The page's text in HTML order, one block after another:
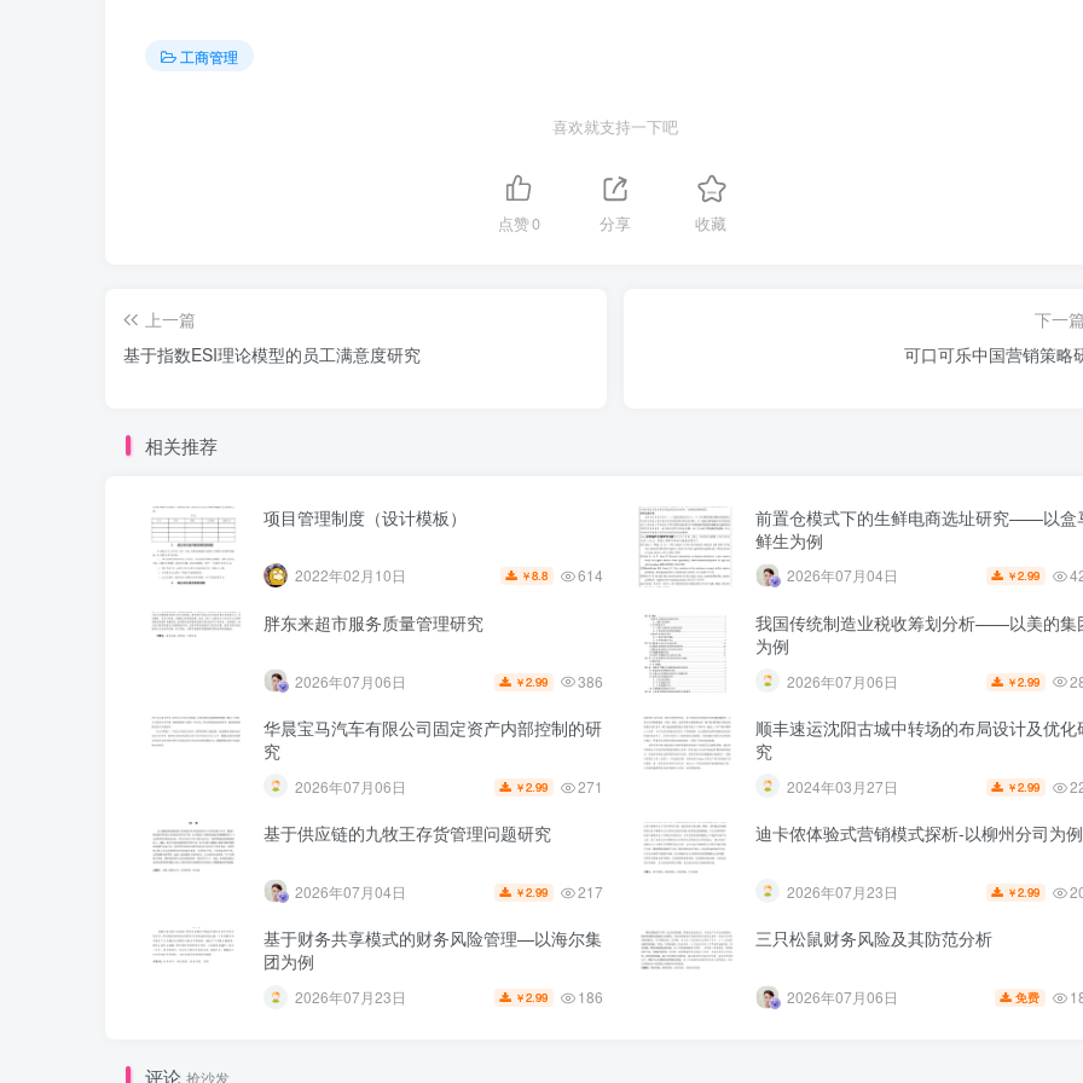
工商管理
喜欢就支持一下吧
点赞0 分享 收藏
上一篇
基于指数ESI理论模型的员工满意度研究
下一
可口可乐中国营销策略
相关推荐
项目管理制度（设计模板）
2022年02月10日 ￥8.8 614
前置仓模式下的生鲜电商选址研究——以盒
鲜生为例
2026年07月04日 ￥2.99
胖东来超市服务质量管理研究
2026年07月06日 ￥2.99 386
我国传统制造业税收筹划分析——以美的集
为例
2026年07月06日 ￥2.99
华晨宝马汽车有限公司固定资产内部控制的研
究
2026年07月06日 ￥2.99 271
顺丰速运沈阳古城中转场的布局设计及优化
究
2024年03月27日 ￥2.99
基于供应链的九牧王存货管理问题研究
2026年07月04日 ￥2.99 217
迪卡侬体验式营销模式探析-以柳州分司为例
2026年07月23日 ￥2.99
基于财务共享模式的财务风险管理—以海尔集
团为例
2026年07月23日 ￥2.99 186
三只松鼠财务风险及其防范分析
2026年07月06日 免费
评论 抢沙发